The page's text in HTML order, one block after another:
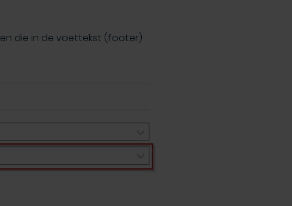
die in de voettekst (footer)